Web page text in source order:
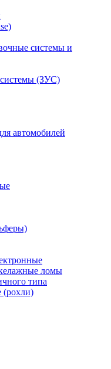
системы и
(ЗУС)
автомобилей
ломы
типа
(рохли)